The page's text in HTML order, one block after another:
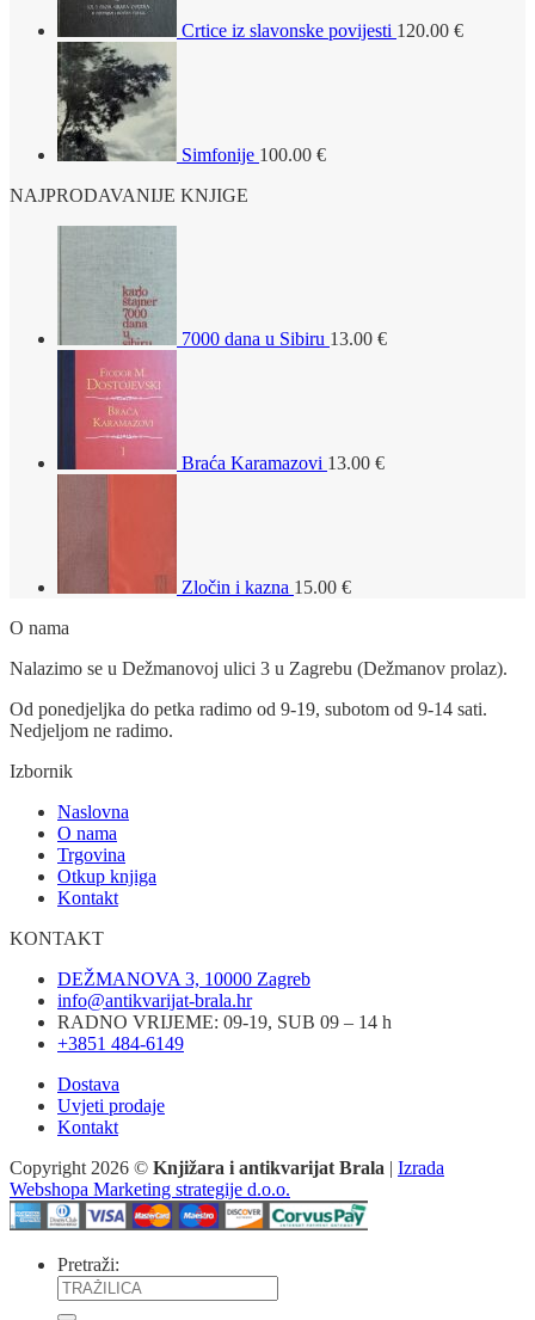
Crtice iz slavonske povijesti 120.00 €
Simfonije 100.00 €
NAJPRODAVANIJE KNJIGE
7000 dana u Sibiru 13.00 €
Braća Karamazovi 13.00 €
Zločin i kazna 15.00 €
O nama
Nalazimo se u Dežmanovoj ulici 3 u Zagrebu (Dežmanov prolaz).
Od ponedjeljka do petka radimo od 9-19, subotom od 9-14 sati.
Nedjeljom ne radimo.
Izbornik
Naslovna
O nama
Trgovina
Otkup knjiga
Kontakt
KONTAKT
DEŽMANOVA 3, 10000 Zagreb
info@antikvarijat-brala.hr
RADNO VRIJEME: 09-19, SUB 09 – 14 h
+3851 484-6149
Dostava
Uvjeti prodaje
Kontakt
Copyright 2026 © Knjižara i antikvarijat Brala | Izrada
Webshopa Marketing strategije d.o.o.
Pretraži: